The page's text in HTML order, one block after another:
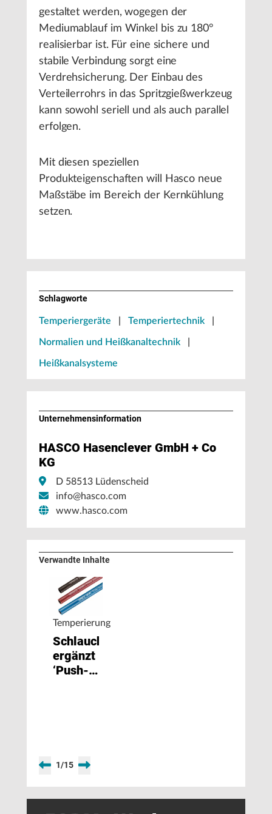
gestaltet werden, wogegen der
Mediumablauf im Winkel bis zu 180°
realisierbar ist. Für eine sichere und
stabile Verbindung sorgt eine
Verdrehsicherung. Der Einbau des
Verteilerrohrs in das Spritzgießwerkzeug
kann sowohl seriell und als auch parallel
erfolgen.
Mit diesen speziellen
Produkteigenschaften will Hasco neue
Maßstäbe im Bereich der Kernkühlung
setzen.
Schlagworte
Temperiergeräte Temperiertechnik
Normalien und Heißkanaltechnik
Heißkanalsysteme
Unternehmens­information
HASCO Hasenclever GmbH + Co
KG
D 58513 Lüdenscheid
info@hasco.com
www.hasco.com
Verwandte Inhalte
Temperierung
Schlauch
ergänzt
‘Push-
1/15